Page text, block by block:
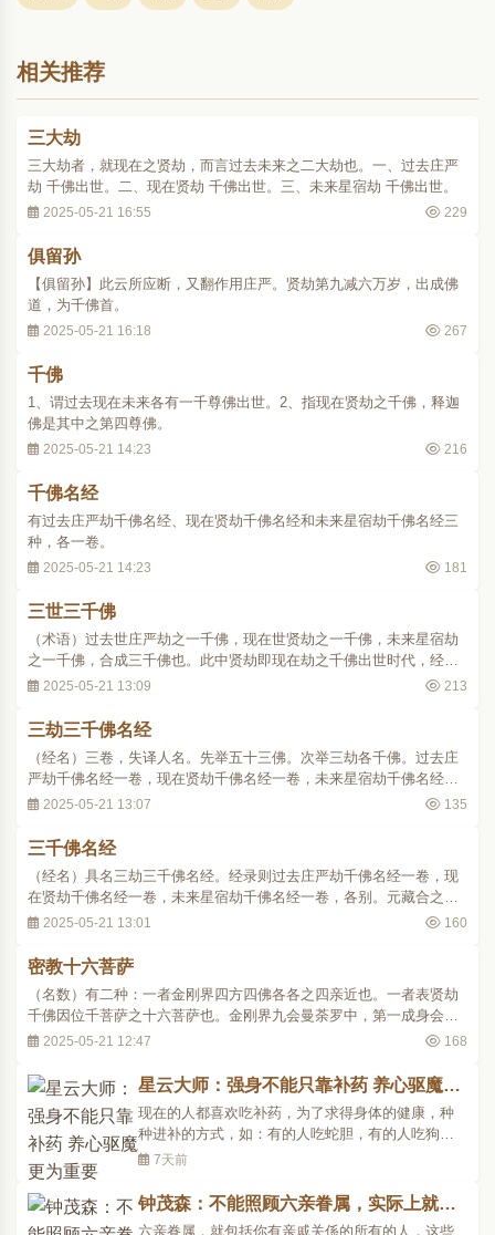
相关推荐
三大劫
三大劫者，就现在之贤劫，而言过去未来之二大劫也。一、过去庄严
劫 千佛出世。二、现在贤劫 千佛出世。三、未来星宿劫 千佛出世。
2025-05-21 16:55 229
俱留孙
【俱留孙】此云所应断，又翻作用庄严。贤劫第九减六万岁，出成佛
道，为千佛首。
2025-05-21 16:18 267
千佛
1、谓过去现在未来各有一千尊佛出世。2、指现在贤劫之千佛，释迦
佛是其中之第四尊佛。
2025-05-21 14:23 216
千佛名经
有过去庄严劫千佛名经、现在贤劫千佛名经和未来星宿劫千佛名经三
种，各一卷。
2025-05-21 14:23 181
三世三千佛
（术语）过去世庄严劫之一千佛，现在世贤劫之一千佛，未来星宿劫
之一千佛，合成三千佛也。此中贤劫即现在劫之千佛出世时代，经论
之所论，出没隐显不一定。佛祖统记三十记诸经论之勘考。药王经于
之名。但明藏之佛名经，与药王经首尾佛名同..
2025-05-21 13:09 213
三劫三千佛名经
（经名）三卷，失译人名。先举五十三佛。次举三劫各千佛。过去庄
严劫千佛名经一卷，现在贤劫千佛名经一卷，未来星宿劫千佛名经一
卷之合本经也。藏经目录揭别名。
2025-05-21 13:07 135
三千佛名经
（经名）具名三劫三千佛名经。经录则过去庄严劫千佛名经一卷，现
在贤劫千佛名经一卷，未来星宿劫千佛名经一卷，各别。元藏合之为
一部，题云三劫三千佛名经。日本之檗藏亦仿之。
2025-05-21 13:01 160
密教十六菩萨
（名数）有二种：一者金刚界四方四佛各各之四亲近也。一者表贤劫
千佛因位千菩萨之十六菩萨也。金刚界九会曼荼罗中，第一成身会举
果上之千佛，第二三味耶会以下，举因位之千佛也。今选取千菩萨中
余者第五弥勒以下九百九十六尊也（第四即释..
2025-05-21 12:47 168
星云大师：强身不能只靠补药 养心驱魔更
为重要
现在的人都喜欢吃补药，为了求得身体的健康，种
种进补的方式，如：有的人吃蛇胆，有的人吃狗
肉，有的人吃猴脑，有的人吃熊掌，有的人吃鱼
不用说了。补药进补，真的有效吗？其实，身体也
不一定要靠药补，身体的健康要靠运动、作息正
7天前
钟茂森：不能照顾六亲眷属，实际上就是
不孝
六亲眷属，就包括你有亲戚关係的所有的人，这些